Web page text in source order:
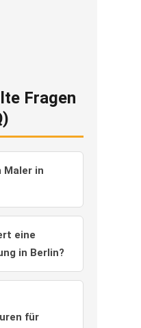
Fragen
Maler in
eine
in Berlin?
für